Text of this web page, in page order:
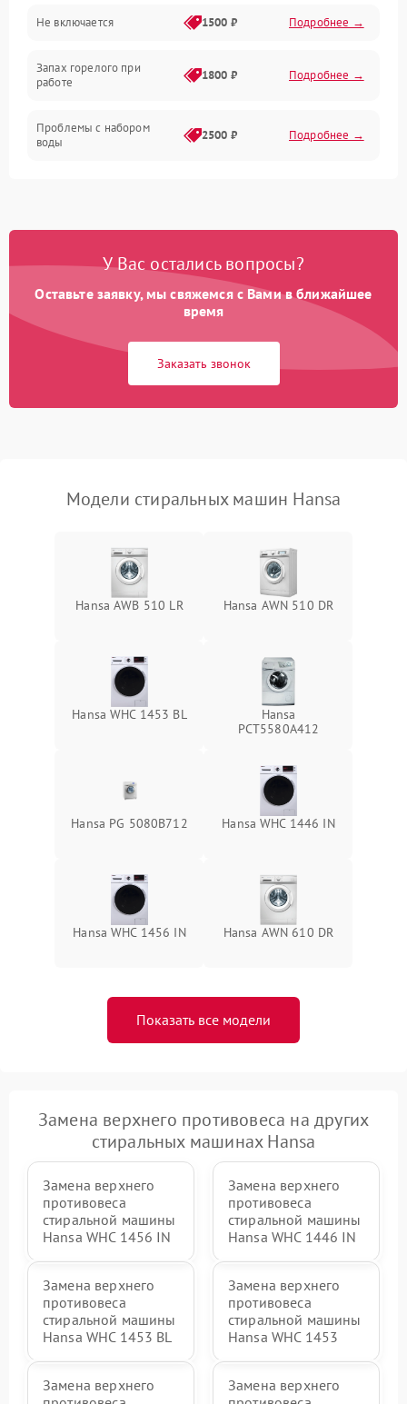
Не включается 1500 ₽ Подробнее →
Запах горелого при
работе
1800 ₽ Подробнее →
Проблемы с набором
воды
2500 ₽ Подробнее →
Замена платы управления 2200 ₽ Подробнее →
У Вас остались вопросы?
Оставьте заявку, мы свяжемся с Вами в ближайшее
время
Заказать звонок
Модели стиральных машин Hansa
Hansa AWB 510 LR Hansa AWN 510 DR
Hansa WHC 1453 BL
Hansa
РСТ5580А412
Hansa PG 5080B712 Hansa WHC 1446 IN
Hansa WHC 1456 IN Hansa AWN 610 DR
Показать все модели
Замена верхнего противовеса на других
стиральных машинах Hansa
Замена верхнего
противовеса
стиральной машины
Hansa WHC 1456 IN
Замена верхнего
противовеса
стиральной машины
Hansa WHC 1446 IN
Замена верхнего
противовеса
стиральной машины
Hansa WHC 1453 BL
Замена верхнего
противовеса
стиральной машины
Hansa WHC 1453
Замена верхнего
Замена верхнего